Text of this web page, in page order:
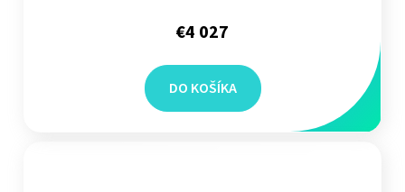
€4 027
DO KOŠÍKA